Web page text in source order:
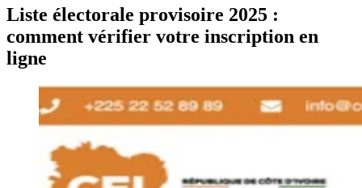
Liste électorale provisoire 2025 :
comment vérifier votre inscription en
ligne